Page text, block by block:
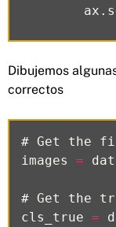
ax .
Dibujemos
correctos
# Get the
images
=
# Get the
cls_true =